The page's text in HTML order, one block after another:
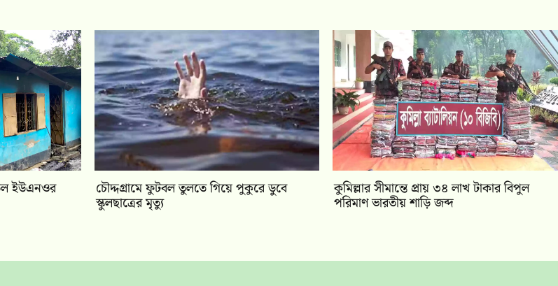
ইউএনওর চৌদ্দগ্রামে ফুটবল তুলতে গিয়ে পুকুরে ডুবে
স্কুলছাত্রের মৃত্যু
কুমিল্লার সীমান্তে প্রায় ৩৪ লাখ টাকার বিপুল
পরিমাণ ভারতীয় শাড়ি জব্দ